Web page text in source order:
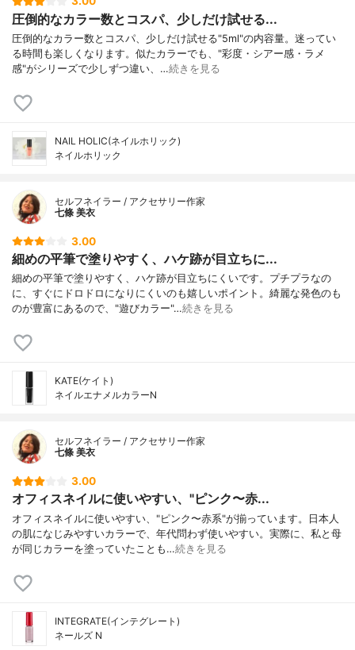
圧倒的なカラー数とコスパ、少しだけ試せる...
圧倒的なカラー数とコスパ、少しだけ試せる"5ml"の内容量。迷ってい
る時間も楽しくなります。似たカラーでも、"彩度・シアー感・ラメ
感"がシリーズで少しずつ違い、…続きを見る
NAIL HOLIC(ネイルホリック)
ネイルホリック
セルフネイラー / アクセサリー作家
七條 美衣
3.00
細めの平筆で塗りやすく、ハケ跡が目立ちに...
細めの平筆で塗りやすく、ハケ跡が目立ちにくいです。プチプラなの
に、すぐにドロドロになりにくいのも嬉しいポイント。綺麗な発色のも
のが豊富にあるので、"遊びカラー"…続きを見る
KATE(ケイト)
ネイルエナメルカラーN
セルフネイラー / アクセサリー作家
七條 美衣
3.00
オフィスネイルに使いやすい、"ピンク〜赤...
オフィスネイルに使いやすい、"ピンク〜赤系"が揃っています。日本人
の肌になじみやすいカラーで、年代問わず使いやすい。実際に、私と母
が同じカラーを塗っていたことも…続きを見る
INTEGRATE(インテグレート)
ネールズ N